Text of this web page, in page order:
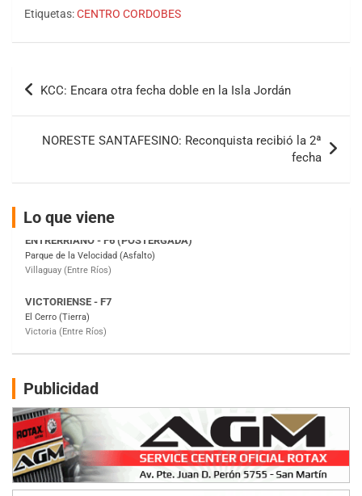
Etiquetas:CENTRO CORDOBES
Navegación
entradas
KCC: Encara otra fecha doble en la Isla Jordán
NORESTE SANTAFESINO: Reconquista recibió la 2ª
fecha
Lo que viene
IAME SERIES ARGENTINA 6
Trenque Lauquen (Buenos Aires)
ENTRERRIANO - F6 (POSTERGADA)
Parque de la Velocidad (Asfalto)
Villaguay (Entre Ríos)
VICTORIENSE - F7
Victoria (Entre Ríos)
PATAGONICO - F6
Moto Club Reginense (Tierra)
CSK - F7
Juventud Unida (Tierra)
Humboldt (Santa Fe)
NORESTE SANTAFESINO - F6
Ciudad de Avellaneda (Asfalto)
Avellaneda (Santa Fe)
Publicidad